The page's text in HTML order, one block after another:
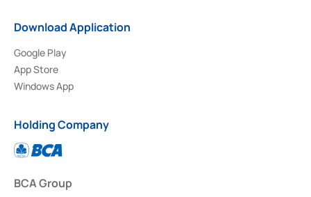
Download Application
Google Play
App Store
Windows App
Holding Company
BCA Group